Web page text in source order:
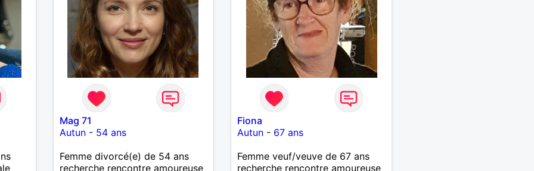
Mag 71
Autun- 54 ans
Femme divorcé(e) de 54 ans
recherche rencontre amoureuse
Fiona
Autun - 67 ans
Femme veuf/veuve de 67 ans
recherche rencontre amoureuse